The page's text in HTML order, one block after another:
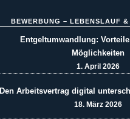
BEWERBUNG – LEBENSLAUF &
Entgeltumwandlung:
Möglichkeiten
1. April 2026
Den Arbeitsvertrag digital
18. März 2026